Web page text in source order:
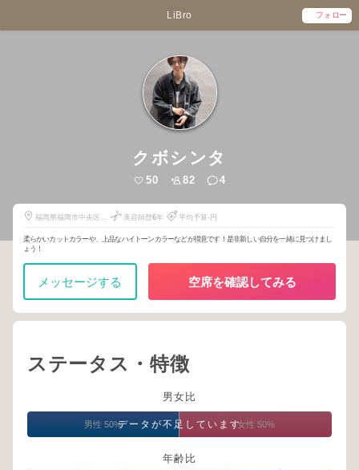
LiBro フォロー
クボシンタ
50 82 4
福岡県福岡市中央区大
美容師歴6年 平均予算-円
柔らかいカットカラーや、上品なハイトーンカラーなどが得意です！是非新しい自分を一緒に見つけまし
ょう！
メッセージする 空席を確認してみる
ステータス・特徴
男女比
データが不足しています
男性 50% 女性 50%
年齢比